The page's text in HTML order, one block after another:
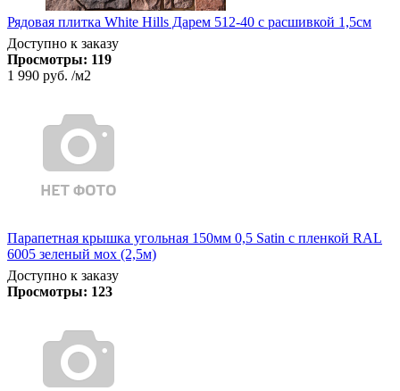
Рядовая плитка White Hills Дарем 512-40 с расшивкой 1,5см
Доступно к заказу
Просмотры: 119
1 990 руб. /м2
Парапетная крышка угольная 150мм 0,5 Satin с пленкой RAL
6005 зеленый мох (2,5м)
Доступно к заказу
Просмотры: 123